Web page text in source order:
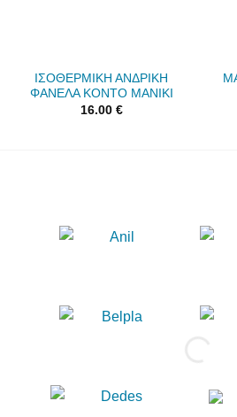
ΙΣΟΘΕΡΜΙΚΗ ΑΝΔΡΙΚΗ
ΦΑΝΕΛΑ ΚΟΝΤΟ ΜΑΝΙΚΙ
16.00 €